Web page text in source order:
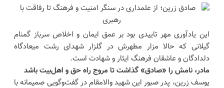
این یادآوری مهر تاییدی بود بر عمق ایمان و اخلاص سرباز گمنام
گیلانی که حالا مزار مطهرش در گلزار شهدای رشت میعادگاه
دلدادگان و عاشقان فرهنگ ایثار و شهادت است.
مادر، نامش را «صادق» گذاشت تا مروج راه حق و اهل‌بیت باشد
یوسف زرین، پدر صبور این شهید والامقام در گفت‌وگویی صمیمانه با